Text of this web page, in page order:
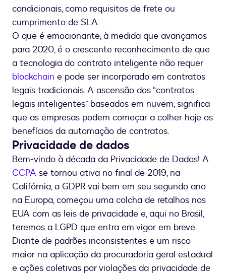
condicionais, como requisitos de frete ou
cumprimento de SLA.
O que é emocionante, à medida que avançamos
para 2020, é o crescente reconhecimento de que
a tecnologia do contrato inteligente não requer
blockchain e pode ser incorporado em contratos
legais tradicionais. A ascensão dos “contratos
legais inteligentes” baseados em nuvem, significa
que as empresas podem começar a colher hoje os
benefícios da automação de contratos.
Privacidade de dados
Bem-vindo à década da Privacidade de Dados! A
CCPA se tornou ativa no final de 2019, na
Califórnia, a GDPR vai bem em seu segundo ano
na Europa, começou uma colcha de retalhos nos
EUA com as leis de privacidade e, aqui no Brasil,
teremos a LGPD que entra em vigor em breve.
Diante de padrões inconsistentes e um risco
maior na aplicação da procuradoria geral estadual
e ações coletivas por violações da privacidade de